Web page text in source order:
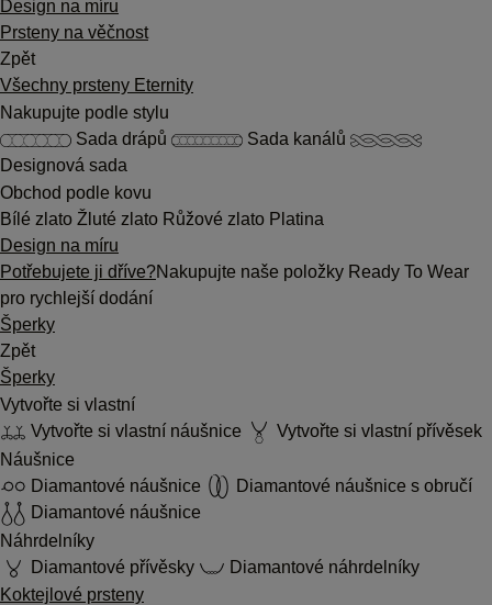
Design na míru
Prsteny na věčnost
Zpět
Všechny prsteny Eternity
Nakupujte podle stylu
Sada drápů
Sada kanálů
Designová sada
Obchod podle kovu
Bílé zlato Žluté zlato Růžové zlato Platina
Design na míru
Potřebujete ji dříve?Nakupujte naše položky Ready To Wear
pro rychlejší dodání
Šperky
Zpět
Šperky
Vytvořte si vlastní
Vytvořte si vlastní náušnice
Vytvořte si vlastní přívěsek
Náušnice
Diamantové náušnice
Diamantové náušnice s obručí
Diamantové náušnice
Náhrdelníky
Diamantové přívěsky
Diamantové náhrdelníky
Koktejlové prsteny